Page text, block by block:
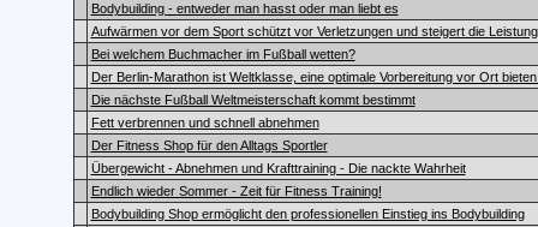
Bodybuilding - entweder man hasst oder man liebt es
Aufwärmen vor dem Sport schützt vor Verletzungen und steigert die Leistung
Bei welchem Buchmacher im Fußball wetten?
Der Berlin-Marathon ist Weltklasse, eine optimale Vorbereitung vor Ort
Die nächste Fußball Weltmeisterschaft kommt bestimmt
Fett verbrennen und schnell abnehmen
Der Fitness Shop für den Alltags Sportler
Übergewicht - Abnehmen und Krafttraining - Die nackte Wahrheit
Endlich wieder Sommer - Zeit für Fitness Training!
Bodybuilding Shop ermöglicht den professionellen Einstieg ins Bodybuilding